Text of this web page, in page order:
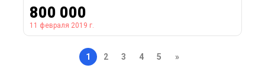
800 000
11 февраля 2019 г.
1 2 3 4 5 »